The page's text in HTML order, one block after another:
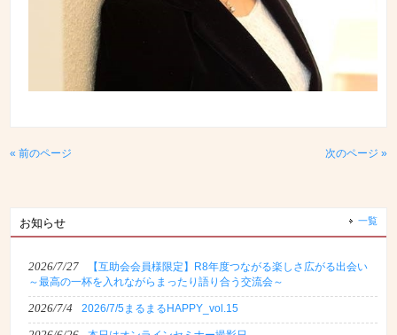
« 前のページ 次のページ »
お知らせ 一覧
2026/7/27
【互助会会員様限定】R8年度つながる楽しさ広がる出会い
～最高の一杯を入れながらまったり語り合う交流会～
2026/7/4 2026/7/5まるまるHAPPY_vol.15